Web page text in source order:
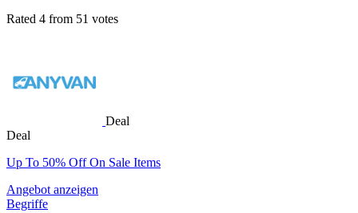
Rated 4 from 51 votes
Deal
Deal
Up To 50% Off On Sale Items
Angebot anzeigen
Begriffe